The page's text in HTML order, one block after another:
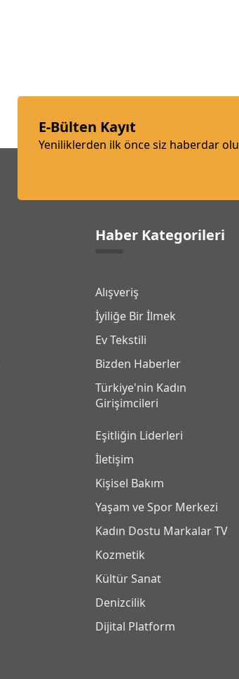
E-Bülten Kayıt
Yeniliklerden ilk önce siz haberdar
Haber Kategorileri
Alışveriş
İyiliğe Bir İlmek
Ev Tekstili
Bizden Haberler
Türkiye'nin Kadın
Girişimcileri
Eşitliğin Liderleri
İletişim
Kişisel Bakım
Yaşam ve Spor Merkezi
Kadın Dostu Markalar TV
Kozmetik
Kültür Sanat
Denizcilik
Dijital Platform